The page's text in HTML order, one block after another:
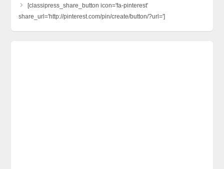
[classipress_share_button icon='fa-pinterest'
share_url='http://pinterest.com/pin/create/button/?url=']